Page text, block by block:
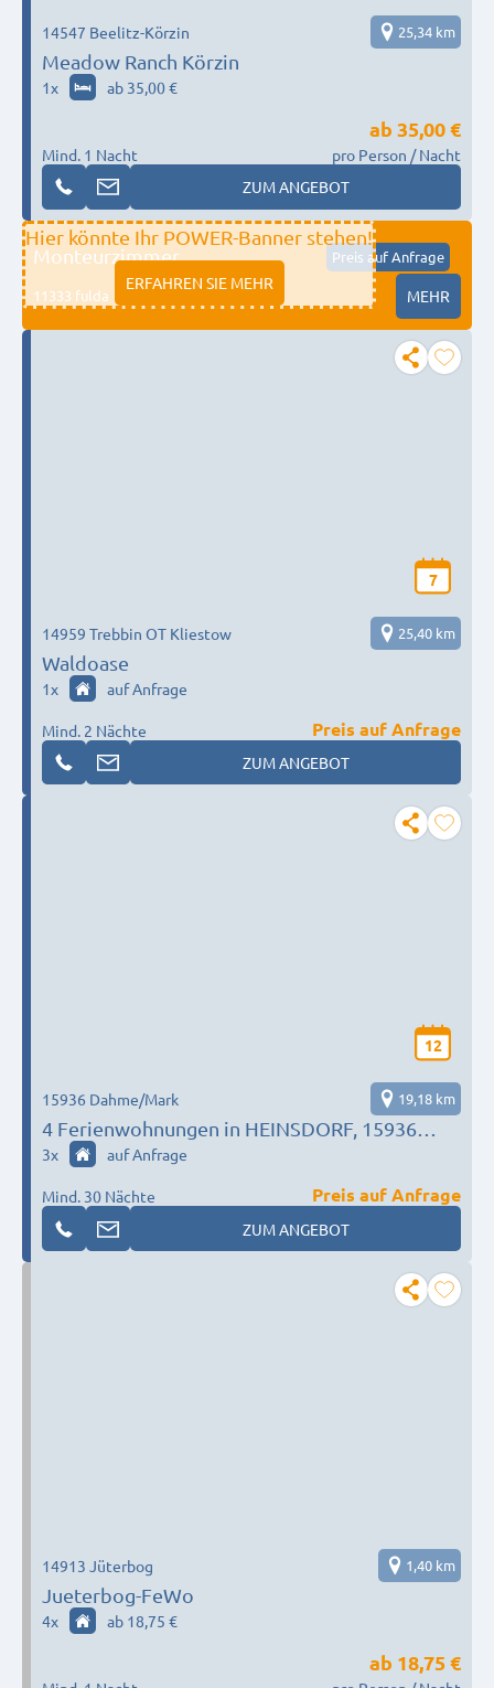
Meadow Ranch Körzin
14547 Beelitz-Körzin 25,34 km
1x ab 35,00 €
Mind. 1 Nacht
ab 35,00 €
pro Person / Nacht
ZUM ANGEBOT
Hier könnte Ihr POWER-Banner stehen!
ERFAHREN SIE MEHR
Monteurzimmer Preis auf Anfrage
11333 fulda MEHR
7
Waldoase
14959 Trebbin OT Kliestow 25,40 km
1x auf Anfrage
Mind. 2 Nächte
Preis auf Anfrage
ZUM ANGEBOT
12
4 Ferienwohnungen in HEINSDORF, 15936
Dahme/Mark
15936 Dahme/Mark 19,18 km
3x auf Anfrage
Mind. 30 Nächte
Preis auf Anfrage
ZUM ANGEBOT
Jueterbog-FeWo
14913 Jüterbog 1,40 km
4x ab 18,75 €
ab 18,75 €